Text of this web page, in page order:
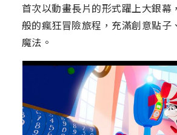
首次以動畫長片的形式躍上大銀幕
般的瘋狂冒險旅程，充滿創意點子
魔法。